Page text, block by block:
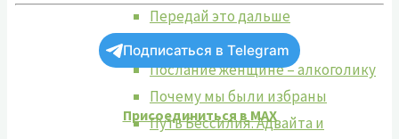
Передай это дальше
Понимание 12 Шагов
Послание женщине – алкоголику
Почему мы были избраны
Путь Бессилия. Адвайта и
Подписаться в Telegram
Присоединиться в MAX